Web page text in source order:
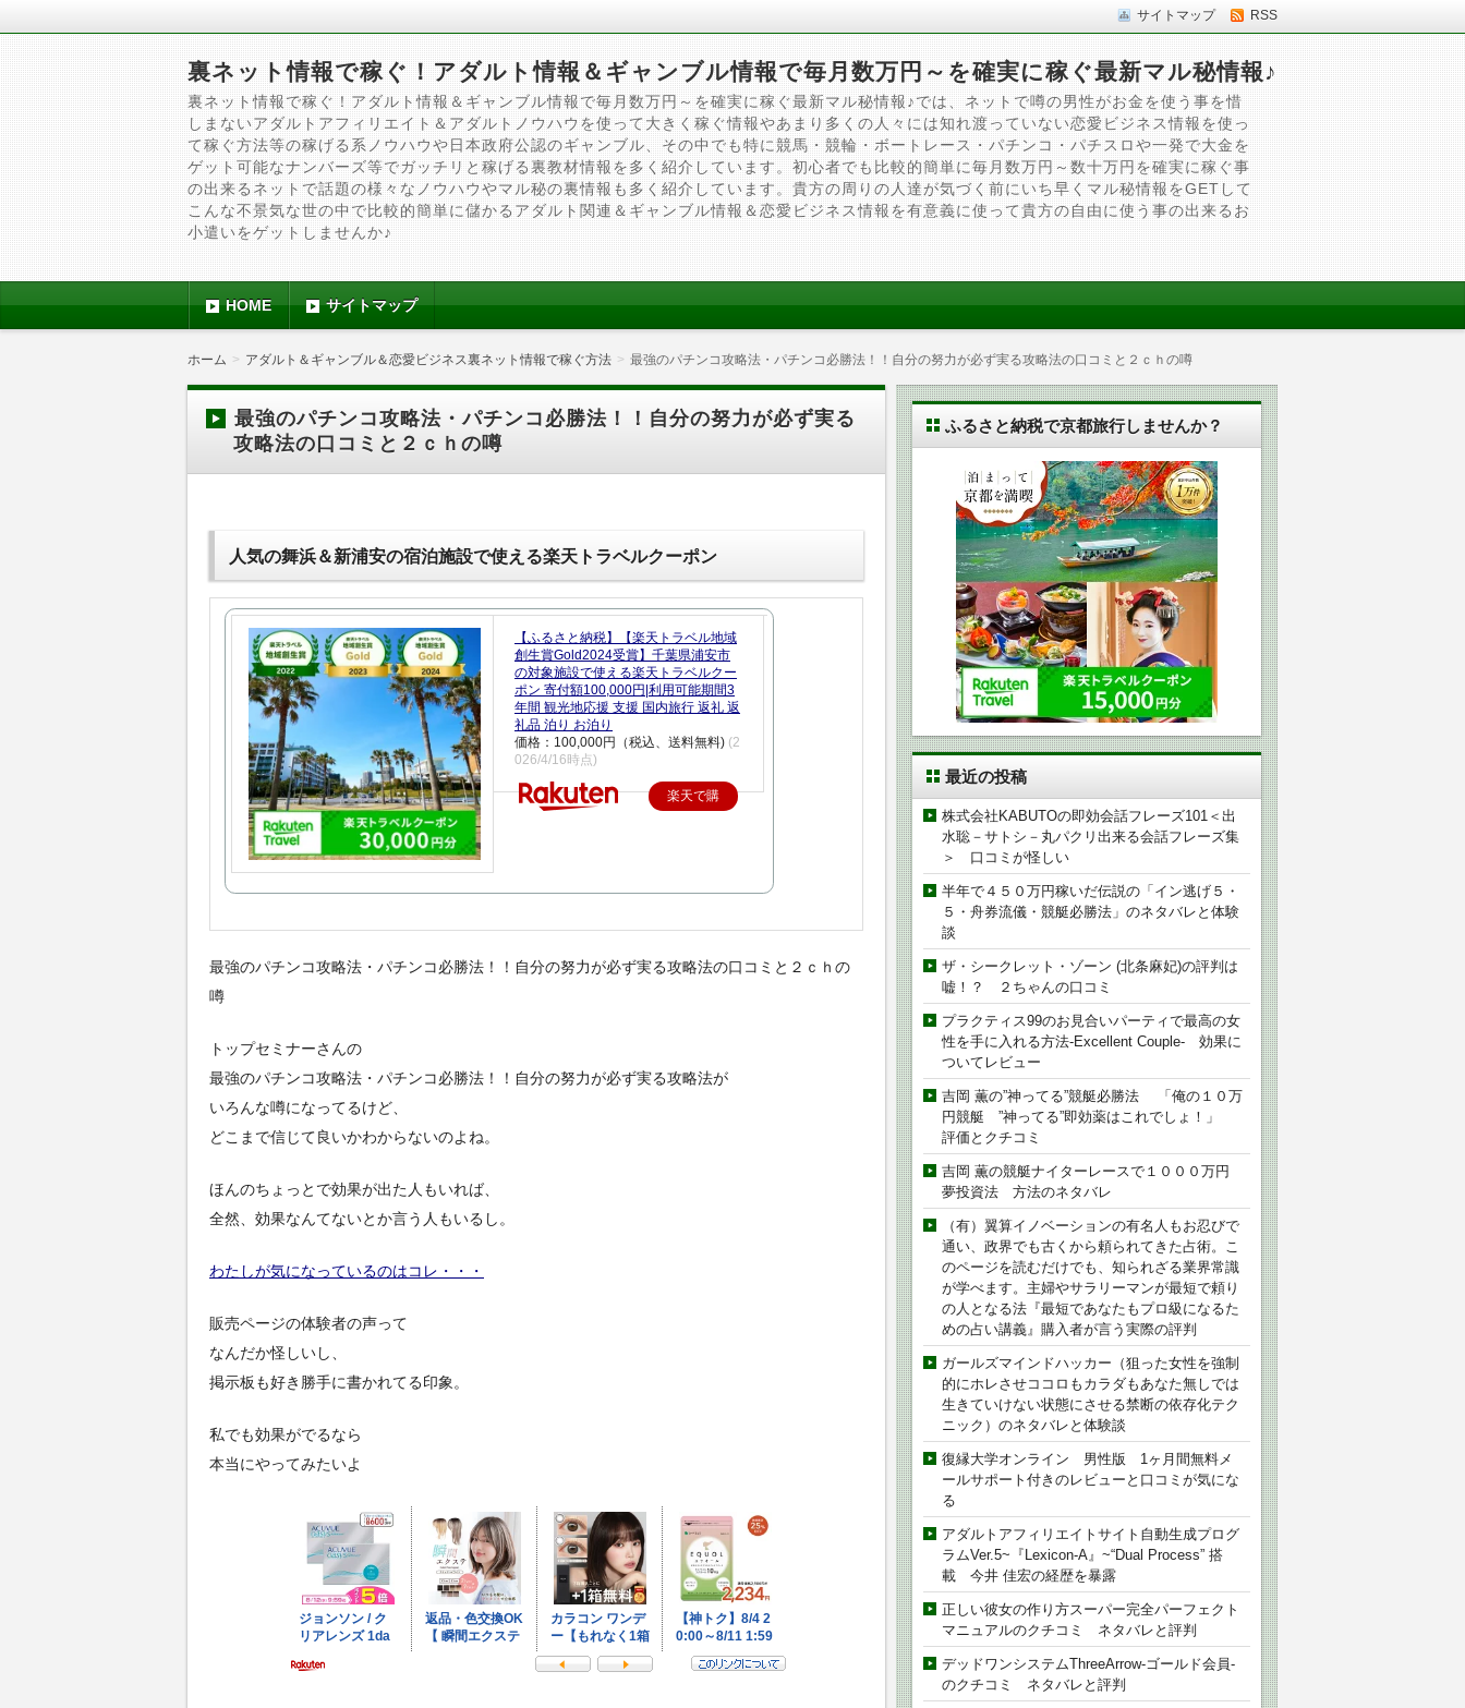
サイトマップ RSS
裏ネット情報で稼ぐ！アダルト情報＆ギャンブル情報で毎月数万円～を確実に稼ぐ最新マル秘情報♪
裏ネット情報で稼ぐ！アダルト情報＆ギャンブル情報で毎月数万円～を確実に稼ぐ最新マル秘情報♪では、ネットで噂の男性がお金を使う事を惜
しまないアダルトアフィリエイト＆アダルトノウハウを使って大きく稼ぐ情報やあまり多くの人々には知れ渡っていない恋愛ビジネス情報を使っ
て稼ぐ方法等の稼げる系ノウハウや日本政府公認のギャンブル、その中でも特に競馬・競輪・ボートレース・パチンコ・パチスロや一発で大金を
ゲット可能なナンバーズ等でガッチリと稼げる裏教材情報を多く紹介しています。初心者でも比較的簡単に毎月数万円～数十万円を確実に稼ぐ事
の出来るネットで話題の様々なノウハウやマル秘の裏情報も多く紹介しています。貴方の周りの人達が気づく前にいち早くマル秘情報をGETして
こんな不景気な世の中で比較的簡単に儲かるアダルト関連＆ギャンブル情報＆恋愛ビジネス情報を有意義に使って貴方の自由に使う事の出来るお
小遣いをゲットしませんか♪
HOME サイトマップ
ホーム アダルト＆ギャンブル＆恋愛ビジネス裏ネット情報で稼ぐ方法 最強のパチンコ攻略法・パチンコ必勝法！！自分の努力が必ず実る攻略法の口コミと２ｃｈの噂
最強のパチンコ攻略法・パチンコ必勝法！！自分の努力が必ず実る
攻略法の口コミと２ｃｈの噂
人気の舞浜＆新浦安の宿泊施設で使える楽天トラベルクーポン
【ふるさと納税】【楽天トラベル地域
創生賞Gold2024受賞】千葉県浦安市
の対象施設で使える楽天トラベルクー
ポン 寄付額100,000円|利用可能期間3
年間 観光地応援 支援 国内旅行 返礼 返
礼品 泊り お泊り
価格：100,000円（税込、送料無料) (2
026/4/16時点)
楽天で購
最強のパチンコ攻略法・パチンコ必勝法！！自分の努力が必ず実る攻略法の口コミと２ｃｈの
噂
トップセミナーさんの
最強のパチンコ攻略法・パチンコ必勝法！！自分の努力が必ず実る攻略法が
いろんな噂になってるけど、
どこまで信じて良いかわからないのよね。
ほんのちょっとで効果が出た人もいれば、
全然、効果なんてないとか言う人もいるし。
わたしが気になっているのはコレ・・・
販売ページの体験者の声って
なんだか怪しいし、
掲示板も好き勝手に書かれてる印象。
私でも効果がでるなら
本当にやってみたいよ
ふるさと納税で京都旅行しませんか？
最近の投稿
株式会社KABUTOの即効会話フレーズ101＜出
水聡－サトシ－丸パクリ出来る会話フレーズ集
＞ 口コミが怪しい
半年で４５０万円稼いだ伝説の「イン逃げ５・
５・舟券流儀・競艇必勝法」のネタバレと体験
談
ザ・シークレット・ゾーン (北条麻妃)の評判は
嘘！？ ２ちゃんの口コミ
プラクティス99のお見合いパーティで最高の女
性を手に入れる方法-Excellent Couple- 効果に
ついてレビュー
吉岡 薫の”神ってる”競艇必勝法 「俺の１０万
円競艇 ”神ってる”即効薬はこれでしょ！」
評価とクチコミ
吉岡 薫の競艇ナイターレースで１０００万円
夢投資法 方法のネタバレ
（有）翼算イノベーションの有名人もお忍びで
通い、政界でも古くから頼られてきた占術。こ
のページを読むだけでも、知られざる業界常識
が学べます。主婦やサラリーマンが最短で頼り
の人となる法『最短であなたもプロ級になるた
めの占い講義』購入者が言う実際の評判
ガールズマインドハッカー（狙った女性を強制
的にホレさせココロもカラダもあなた無しでは
生きていけない状態にさせる禁断の依存化テク
ニック）のネタバレと体験談
復縁大学オンライン 男性版 1ヶ月間無料メ
ールサポート付きのレビューと口コミが気にな
る
アダルトアフィリエイトサイト自動生成プログ
ラムVer.5~『Lexicon-A』~“Dual Process” 搭
載 今井 佳宏の経歴を暴露
正しい彼女の作り方スーパー完全パーフェクト
マニュアルのクチコミ ネタバレと評判
デッドワンシステムThreeArrow-ゴールド会員-
のクチコミ ネタバレと評判